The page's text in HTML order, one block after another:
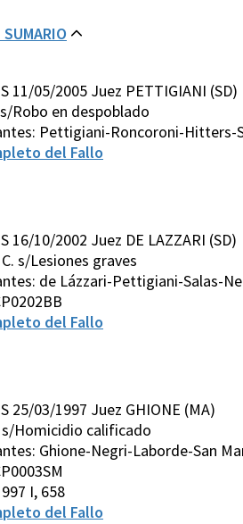
SUMARIO
11/05/2005 Juez PETTIGIANI (SD)
Robo en despoblado
Pettigiani-Roncoroni-Hitters-
del Fallo
16/10/2002 Juez DE LAZZARI (SD)
s/Lesiones graves
de Lázzari-Pettigiani-Salas-
del Fallo
25/03/1997 Juez GHIONE (MA)
s/Homicidio calificado
Ghione-Negri-Laborde-San
I, 658
del Fallo